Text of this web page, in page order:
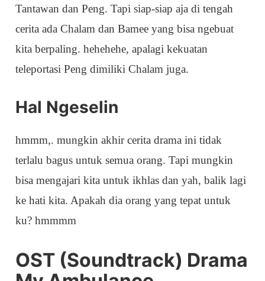
Tantawan dan Peng. Tapi siap-siap aja di tengah
cerita ada Chalam dan Bamee yang bisa ngebuat
kita berpaling. hehehehe, apalagi kekuatan
teleportasi Peng dimiliki Chalam juga.
Hal Ngeselin
hmmm,. mungkin akhir cerita drama ini tidak
terlalu bagus untuk semua orang. Tapi mungkin
bisa mengajari kita untuk ikhlas dan yah, balik lagi
ke hati kita. Apakah dia orang yang tepat untuk
ku? hmmmm
OST (Soundtrack) Drama